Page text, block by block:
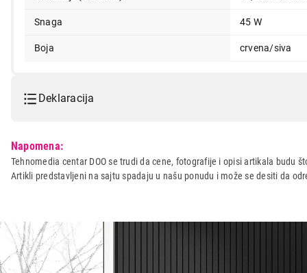
Snaga 45 W
Boja crvena/siva
Deklaracija
Naziv i vrsta robe:
USISIVAC
Uvoznik:
Tehnomedia centar doo
Napomena:
Tehnomedia centar DOO se trudi da cene, fotografije i opisi artikala budu
Artikli predstavljeni na sajtu spadaju u našu ponudu i može se desiti da